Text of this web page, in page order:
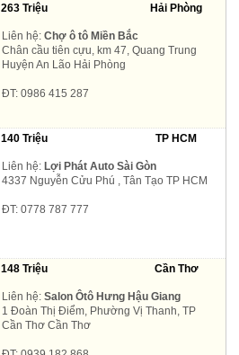
263 Triệu Hải Phòng
Liên hệ: Chợ ô tô Miền Bắc
Chân cầu tiên cựu, km 47, Quang Trung
Huyện An Lão Hải Phòng
ĐT: 0986 415 287
140 Triệu TP HCM
Liên hệ: Lợi Phát Auto Sài Gòn
4337 Nguyễn Cửu Phú , Tân Tạo TP HCM
ĐT: 0778 787 777
148 Triệu Cần Thơ
Liên hệ: Salon Ôtô Hưng Hậu Giang
1 Đoàn Thị Điểm, Phường Vị Thanh, TP
Cần Thơ Cần Thơ